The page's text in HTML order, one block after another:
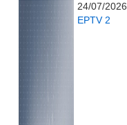
24/07/2026
EPTV 2